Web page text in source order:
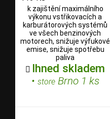
k zajištění maximálního
výkonu vstřikovacích a
karburátorových systémů
ve všech benzinových
motorech, snižuje výfukové
emise, snižuje spotřebu
paliva
 Ihned skladem
• storeBrno 1 ks